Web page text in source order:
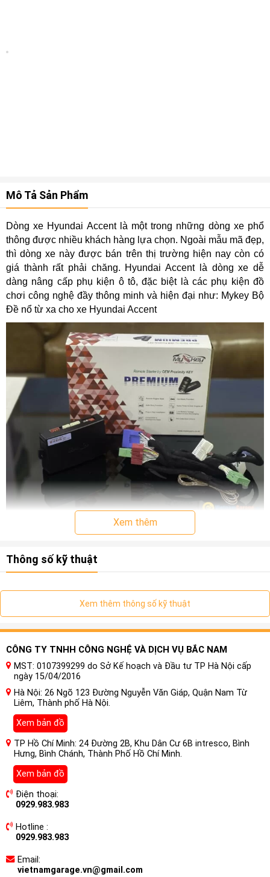
Mô Tả Sản Phẩm
Dòng xe Hyundai Accent là một trong những dòng xe phổ
thông được nhiều khách hàng lựa chọn. Ngoài mẫu mã đẹp,
thì dòng xe này được bán trên thị trường hiện nay còn có
giá thành rất phải chăng. Hyundai Accent là dòng xe dễ
dàng nâng cấp phụ kiện ô tô, đặc biệt là các phụ kiện đồ
chơi công nghệ đầy thông minh và hiện đại như: Mykey Bộ
Đề nổ từ xa cho xe Hyundai Accent
Giới thiệu về Mykey Bộ Đề nổ từ xa cho
xe Hyundai Accent
Trước tiên bạn cần phần biệt đó là xe chưa có Smartkey
(nút bấm khởi động) và xe đã có Smart key
Với xe chưa có Smartkey, bạn chỉ cẩn nâng cấp thêm bộ
năng đi xa tự khoá và lại gần tự mở cửa.
Xem thêm
Thông số kỹ thuật
Xem thêm thông số kỹ thuật
CÔNG TY TNHH CÔNG NGHỆ VÀ DỊCH VỤ BẮC NAM
MST: 0107399299 do Sở Kế hoạch và Đầu tư TP Hà Nội cấp
ngày 15/04/2016
Hà Nội: 26 Ngõ 123 Đường Nguyễn Văn Giáp, Quận Nam Từ
Liêm, Thành phố Hà Nội.
Xem bản đồ
TP Hồ Chí Minh: 24 Đường 2B, Khu Dân Cư 6B intresco, Bình
Hưng, Bình Chánh, Thành Phố Hồ Chí Minh.
Xem bản đồ
Điện thoại:
0929.983.983
Hotline :
0929.983.983
Email:
vietnamgarage.vn@gmail.com